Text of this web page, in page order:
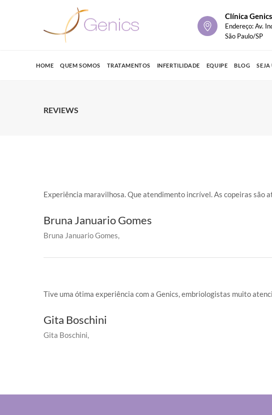
Clínica Genics
Endereço: Av.
São Paulo/SP
HOME QUEM SOMOS TRATAMENTOS INFERTILIDADE EQUIPE BLOG SEJA
REVIEWS
Experiência maravilhosa. Que atendimento incrível. As copeiras são
Bruna Januario Gomes
Bruna Januario Gomes
Tive uma ótima experiência com a Genics, embriologistas muito
Gita Boschini
Gita Boschini